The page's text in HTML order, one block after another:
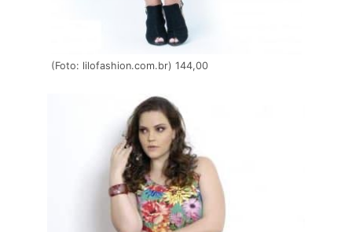
(Foto: lilofashion.com.br) 144,00